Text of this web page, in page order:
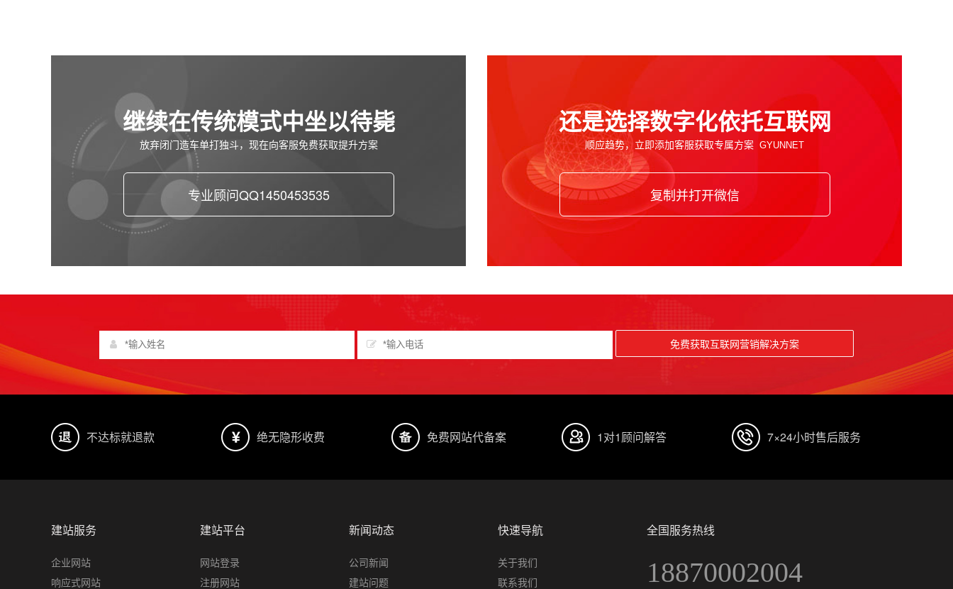
继续在传统模式中坐以待毙
放弃闭门造车单打独斗，现在向客服免费获取提升方案
专业顾问QQ1450453535
还是选择数字化依托互联网
顺应趋势，立即添加客服获取专属方案
复制并打开微信
免费获取互联网营销解决方案
不达标就退款 绝无隐形收费 免费网站代备案 1对1顾问解答 7×24小时售后服务
建站服务
企业网站
响应式网站
建站平台
网站登录
注册网站
新闻动态
公司新闻
建站问题
快速导航
关于我们
联系我们
全国服务热线
18870002004